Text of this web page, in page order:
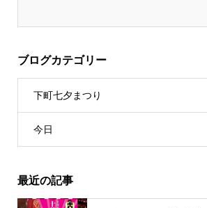
ブログカテゴリー
下町七夕まつり
今日
最近の記事